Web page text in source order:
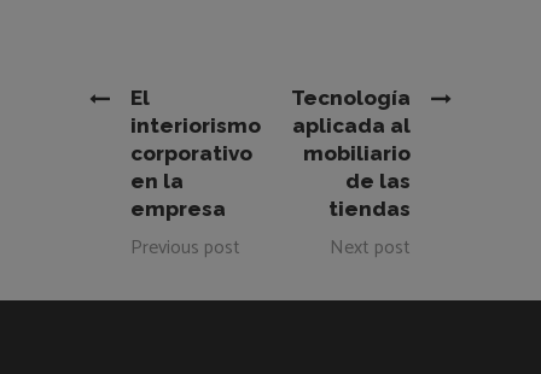
El
interiorismo
corporativo
en la
empresa
Previous post
Tecnología
aplicada al
mobiliario
de las
tiendas
Next post